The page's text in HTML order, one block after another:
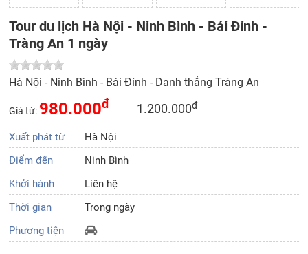
Tour du lịch Hà Nội - Ninh Bình - Bái Đính -
Tràng An 1 ngày
Hà Nội - Ninh Bình - Bái Đính - Danh thắng Tràng An
Giá từ: 980.000đ 1.200.000đ
Xuất phát từ
Hà Nội
Điểm đến
Ninh Bình
Khởi hành
Liên hệ
Thời gian
Trong ngày
Phương tiện